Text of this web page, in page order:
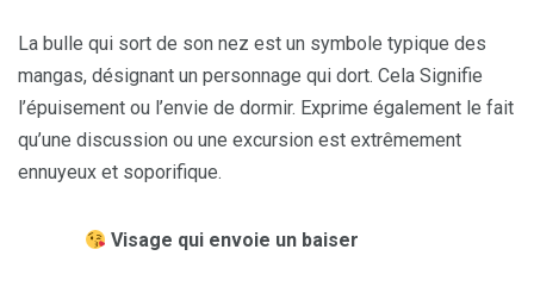
La bulle qui sort de son nez est un symbole typique des
mangas, désignant un personnage qui dort. Cela Signifie
l’épuisement ou l’envie de dormir. Exprime également le fait
qu’une discussion ou une excursion est extrêmement
ennuyeux et soporifique.
Visage qui envoie un baiser